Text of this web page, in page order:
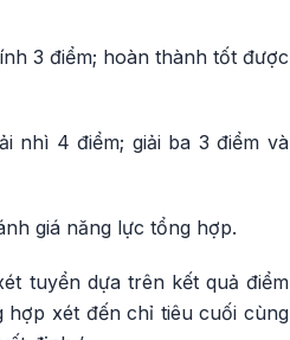
3 điểm; hoàn thành tốt được
nhì 4 điểm; giải ba 3 điểm và
giá năng lực tổng hợp.
tuyển dựa trên kết quả điểm
xét đến chỉ tiêu cuối cùng